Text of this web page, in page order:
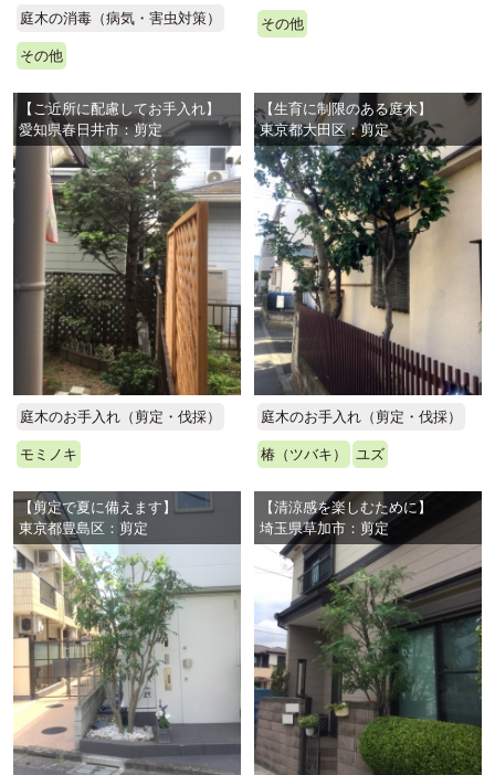
庭木の消毒（病気・害虫対策）
その他
その他
【ご近所に配慮してお手入れ】
愛知県春日井市：剪定
庭木のお手入れ（剪定・伐採）
モミノキ
【生育に制限のある庭木】
東京都大田区：剪定
庭木のお手入れ（剪定・伐採）
椿（ツバキ） ユズ
【剪定で夏に備えます】
東京都豊島区：剪定
【清涼感を楽しむために】
埼玉県草加市：剪定